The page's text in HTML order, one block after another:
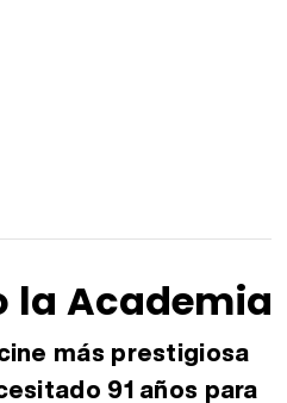
la Academia
más prestigiosa
91 años para